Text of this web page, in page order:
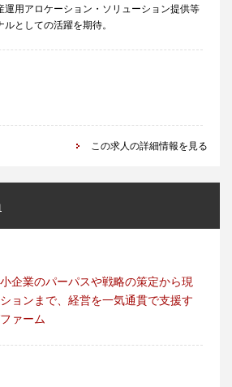
運用アロケーション・ソリューション提供等
としての活躍を期待。
この求人の詳細情報を見る
企業のパーパスや戦略の策定から現
ョンまで、経営を一気通貫で支援す
ァーム